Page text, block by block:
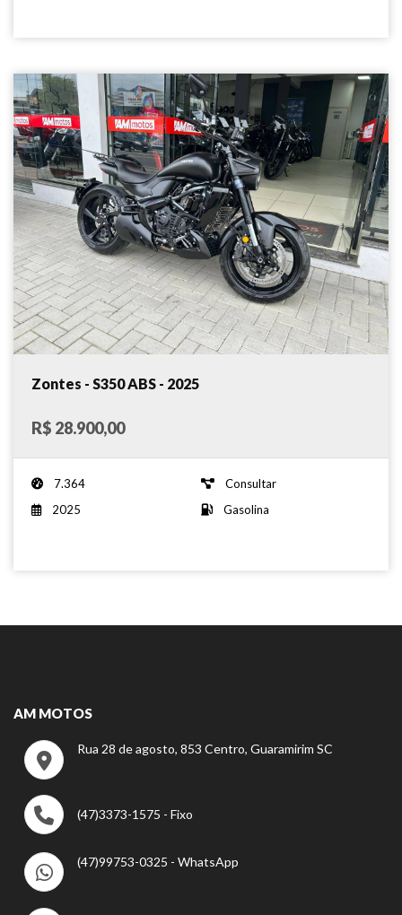
Zontes - S350 ABS - 2025
R$ 28.900,00
7.364
Consultar
2025
Gasolina
AM MOTOS
Rua 28 de agosto, 853 Centro, Guaramirim SC
(47)3373-1575 - Fixo
(47)99753-0325 - WhatsApp